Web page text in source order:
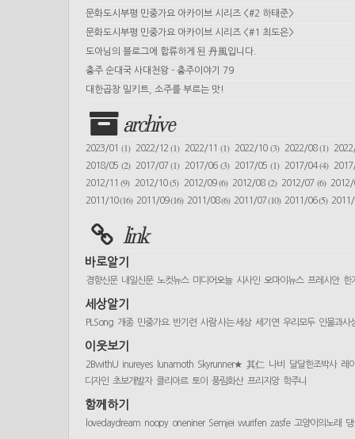
문화도시부평 민중가요 아카이브 시리즈 <#2 하태준>
문화도시부평 민중가요 아카이브 시리즈 <#1 최도은>
도아님의 블로그에 합류하게 된 丹風입니다.
충주 순대국 사대천왕 - 충주이야기 79
대한곱창 밀키트, 소주를 부르는 맛!
archive
2023/01 (1) 2022/12(1) 2022/11(1) 2022/10 (3) 2022/08(1)
2018/05 (2) 2017/07(1) 2017/06(3) 2017/05 (1) 2017/04(4)
2012/11(9) 2012/10(5) 2012/09(6) 2012/08 (2) 2012/07 (6)
2011/10(16) 2011/09(16) 2011/08(6) 2011/07(10) 2011/06(5)
link
바로알기
경향신문 내일신문 노컷뉴스 미디어오늘 시사인 오마이뉴스 프레시안 한
세상알기
PLSong 개종 민중가요 반기련 사람 사는 세상 세기연 우리모두 인물과사
이웃보기
2BwithU inureyes lunamoth Skyrunner★ 其仁 나비 달달한조박사 레
디자인 초보개발자 클리아르 토이 풍림화산 프리지앙 학주니
함께하기
lovedaydream noopy oneniner Semjei wurifen zasfe 고양이의노래